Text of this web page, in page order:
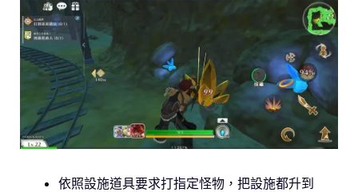
依照設施道具要求打指定怪物，把設施都升到